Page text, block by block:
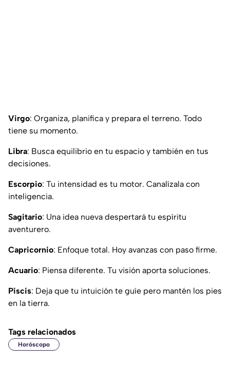
Virgo: Organiza, planifica y prepara el terreno. Todo
tiene su momento.
Libra: Busca equilibrio en tu espacio y también en tus
decisiones.
Escorpio: Tu intensidad es tu motor. Canalízala con
inteligencia.
Sagitario: Una idea nueva despertará tu espíritu
aventurero.
Capricornio: Enfoque total. Hoy avanzas con paso firme.
Acuario: Piensa diferente. Tu visión aporta soluciones.
Piscis: Deja que tu intuición te guíe pero mantén los pies
en la tierra.
Tags relacionados
Horóscopo